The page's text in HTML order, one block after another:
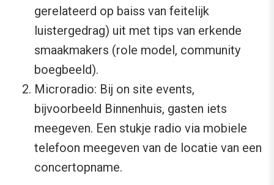
gerelateerd op baiss van feitelijk
luistergedrag) uit met tips van erkende
smaakmakers (role model, community
boegbeeld).
Microradio: Bij on site events,
bijvoorbeeld Binnenhuis, gasten iets
meegeven. Een stukje radio via mobiele
telefoon meegeven van de locatie van een
concertopname.